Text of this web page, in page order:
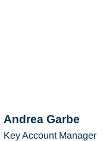
Andrea Garbe
Key Account Manager